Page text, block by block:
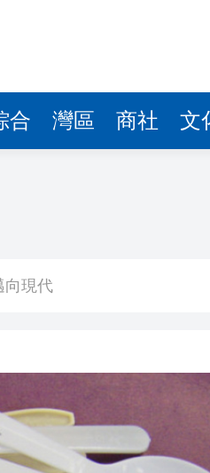
合 灣區 商社 文
億
章
能妄想輕判
向現代
章